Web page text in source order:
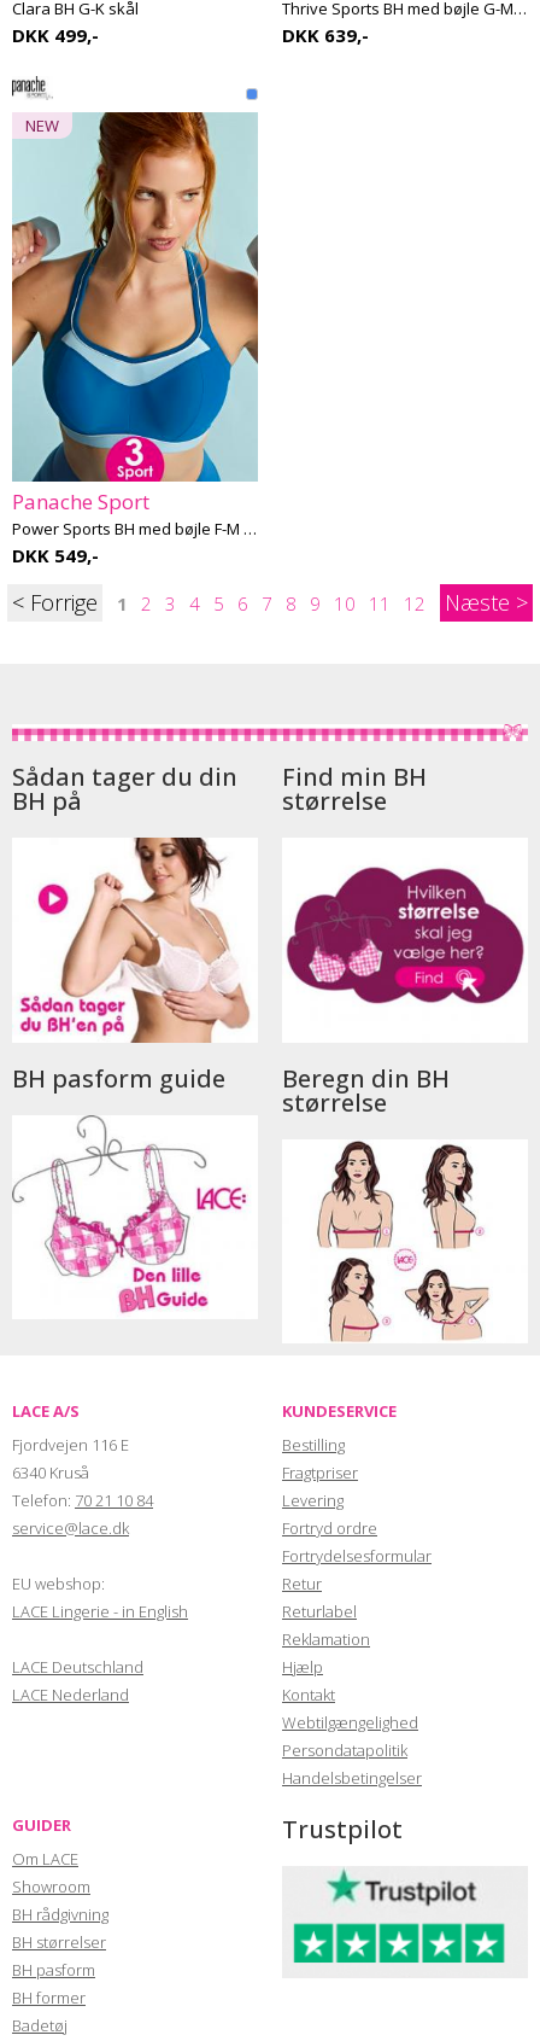
Clara BH G-K skål
DKK 499,-
Thrive Sports BH med bøjle G-M skål
DKK 639,-
NEW
Panache Sport
Power Sports BH med bøjle F-M skål
DKK 549,-
< 1 2 3 4 5 6 7 8 9 10 11 12 >
Sådan tager du din
BH på
Find min BH
størrelse
BH pasform guide Beregn din BH
størrelse
LACE A/S
Fjordvejen 116 E
6340 Kruså
Telefon: 70 21 10 84
service@lace.dk
EU webshop:
LACE Lingerie - in English
LACE Deutschland
LACE Nederland
KUNDESERVICE
Bestilling
Fragtpriser
Levering
Fortryd ordre
Fortrydelsesformular
Retur
Returlabel
Reklamation
Hjælp
Kontakt
Webtilgængelighed
Persondatapolitik
Handelsbetingelser
GUIDER
Om LACE
Showroom
BH rådgivning
BH størrelser
BH pasform
BH former
Badetøj
Trustpilot